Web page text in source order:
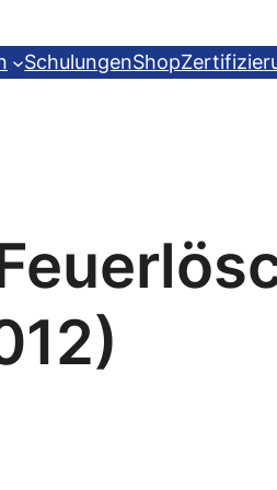
SchulungenShop